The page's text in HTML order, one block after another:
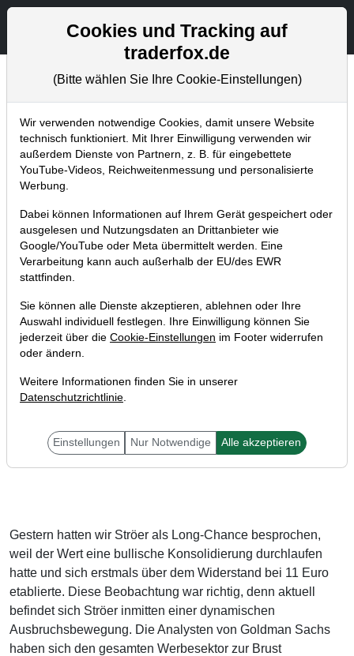
Aktien- und Artikelsuche
Tradingerfolge
Home Blog Tradingerfolge
Unsere Long-Chance Ströer
entwickelt sich zum Volltreffer.
Goldman Sachs erhöht Kursziel!
10.09.2013 um 12:44 Uhr | TraderFox GmbH
Unsere Long-Chance Ströer entwickelt sich zum
Volltreffer. Goldman Sachs erhöht Kursziel!
Gestern hatten wir Ströer als Long-Chance besprochen,
weil der Wert eine bullische Konsolidierung durchlaufen
hatte und sich erstmals über dem Widerstand bei 11 Euro
etablierte. Diese Beobachtung war richtig, denn aktuell
befindet sich Ströer inmitten einer dynamischen
Ausbruchsbewegung. Die Analysten von Goldman Sachs
haben sich den gesamten Werbesektor zur Brust
Cookies und Tracking auf
traderfox.de
(Bitte wählen Sie Ihre Cookie-Einstellungen)
Wir verwenden notwendige Cookies, damit unsere Website
technisch funktioniert. Mit Ihrer Einwilligung verwenden wir
außerdem Dienste von Partnern, z. B. für eingebettete
YouTube-Videos, Reichweitenmessung und personalisierte
Werbung.
Dabei können Informationen auf Ihrem Gerät gespeichert oder
ausgelesen und Nutzungsdaten an Drittanbieter wie
Google/YouTube oder Meta übermittelt werden. Eine
Verarbeitung kann auch außerhalb der EU/des EWR
stattfinden.
Sie können alle Dienste akzeptieren, ablehnen oder Ihre
Auswahl individuell festlegen. Ihre Einwilligung können Sie
jederzeit über die Cookie-Einstellungen im Footer widerrufen
oder ändern.
Weitere Informationen finden Sie in unserer
Datenschutzrichtlinie.
Einstellungen Nur Notwendige Alle akzeptieren